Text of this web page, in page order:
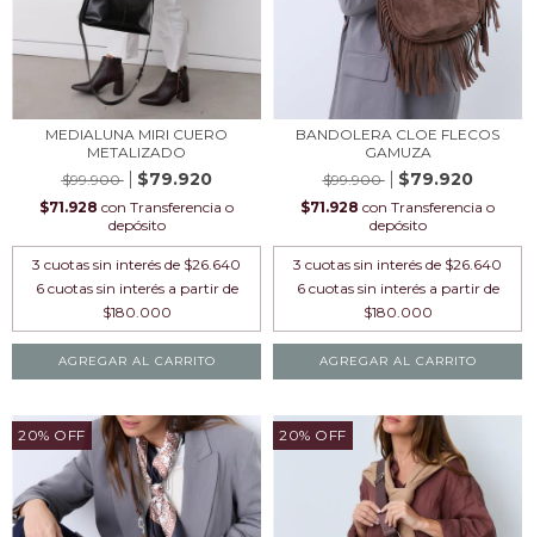
MEDIALUNA MIRI CUERO
METALIZADO
$99.900
$79.920
$71.928 con Transferencia o
depósito
3 cuotas sin interés de $26.640
AGREGAR AL CARRITO
BANDOLERA CLOE FLECOS
GAMUZA
$99.900
$79.920
$71.928 con Transferencia o
depósito
3 cuotas sin interés de $26.640
AGREGAR AL CARRITO
20% OFF 20% OFF